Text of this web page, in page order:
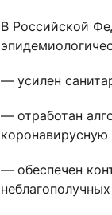
В Российской
— усилен
— отработан
— обеспечен